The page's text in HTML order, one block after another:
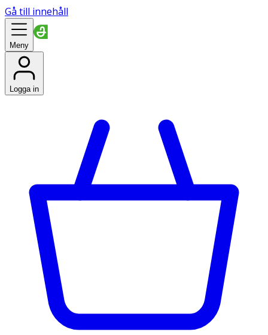
Gå till innehåll
Meny
Logga in